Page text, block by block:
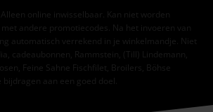
online inwisselbaar. Kan niet worden
andere promotiecodes. Na het invoeren van
automatisch verrekend in je winkelmandje. Niet
cadeaubonnen, Rammstein, (Till) Lindemann,
Feine Sahne Fischfilet, Broilers, Böhse
bijdragen aan een goed doel.